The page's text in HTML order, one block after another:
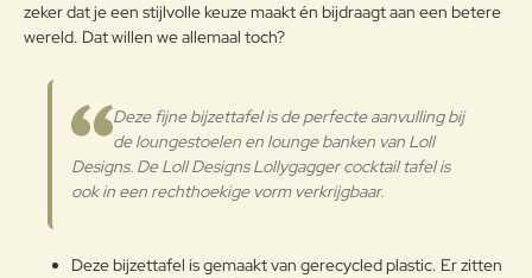
Verder
zeker dat je een stijlvolle keuze maakt én bijdraagt aan een betere
wereld. Dat willen we allemaal toch?
Deze fijne bijzettafel is de perfecte aanvulling bij
de loungestoelen en lounge banken van Loll
Designs. De Loll Designs Lollygagger cocktail tafel is
ook in een rechthoekige vorm verkrijgbaar.
Deze bijzettafel is gemaakt van gerecycled plastic. Er zitten